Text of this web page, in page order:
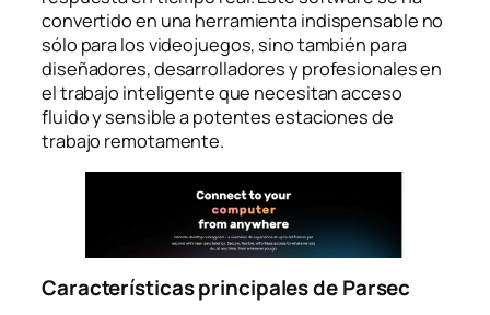
convertido en una herramienta indispensable no
sólo para los videojuegos, sino también para
diseñadores, desarrolladores y profesionales en
el trabajo inteligente que necesitan acceso
fluido y sensible a potentes estaciones de
trabajo remotamente.
Características principales de Parsec